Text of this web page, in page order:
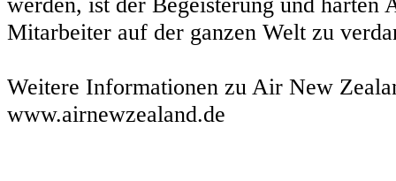
Mitarbeiter auf der ganzen Welt zu
Weitere Informationen zu Air New
www.airnewzealand.de